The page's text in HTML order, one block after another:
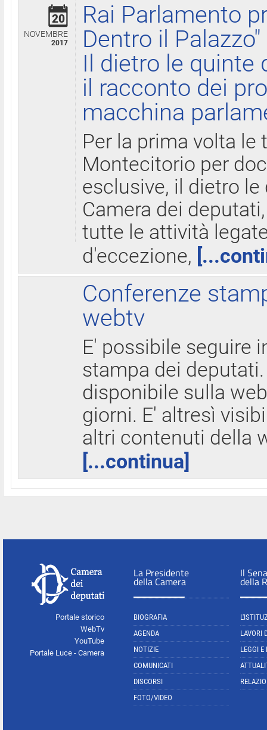
20
NOVEMBRE
2017
Rai Parlamento
Dentro il Palazzo"
Il dietro le quinte
il racconto dei
macchina
Per la prima volta le
Montecitorio per
esclusive, il dietro
Camera dei
tutte le attività
d'eccezione,
Conferenze
webtv
E' possibile seguire
stampa dei
disponibile sulla
giorni. E' altresì
altri contenuti della
[...continua]
Portale storico
WebTv
YouTube
Portale Luce - Camera
La Presidente
della Camera
BIOGRAFIA
AGENDA
NOTIZIE
COMUNICATI
DISCORSI
FOTO/VIDEO
Il
della
LAVORI
LEGGI E